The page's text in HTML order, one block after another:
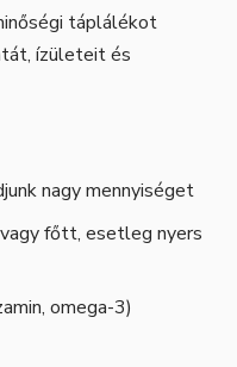
táplálékot
ízületeit és
nagy mennyiséget
vagy főtt, esetleg nyers
omega-3)